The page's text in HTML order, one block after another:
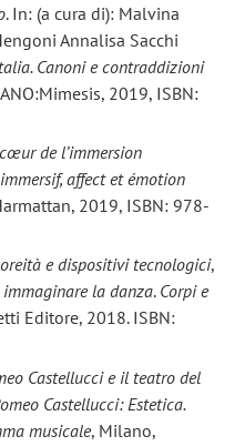
. In: (a cura di): Malvina
Annalisa Sacchi
Canoni e contraddizioni
2019, ISBN:
de l’immersion
affect et émotion
2019, ISBN: 978-
e dispositivi tecnologici,
immaginare la danza. Corpi e
Editore, 2018. ISBN:
Castellucci e il teatro del
Castellucci: Estetica.
musicale, Milano,